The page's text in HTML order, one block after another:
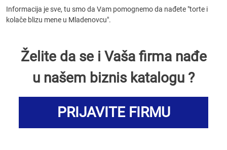
Informacija je sve, tu smo da Vam pomognemo da nađete "torte i
kolače blizu mene u Mladenovcu".
Želite da se i Vaša firma nađe
u našem biznis katalogu ?
PRIJAVITE FIRMU